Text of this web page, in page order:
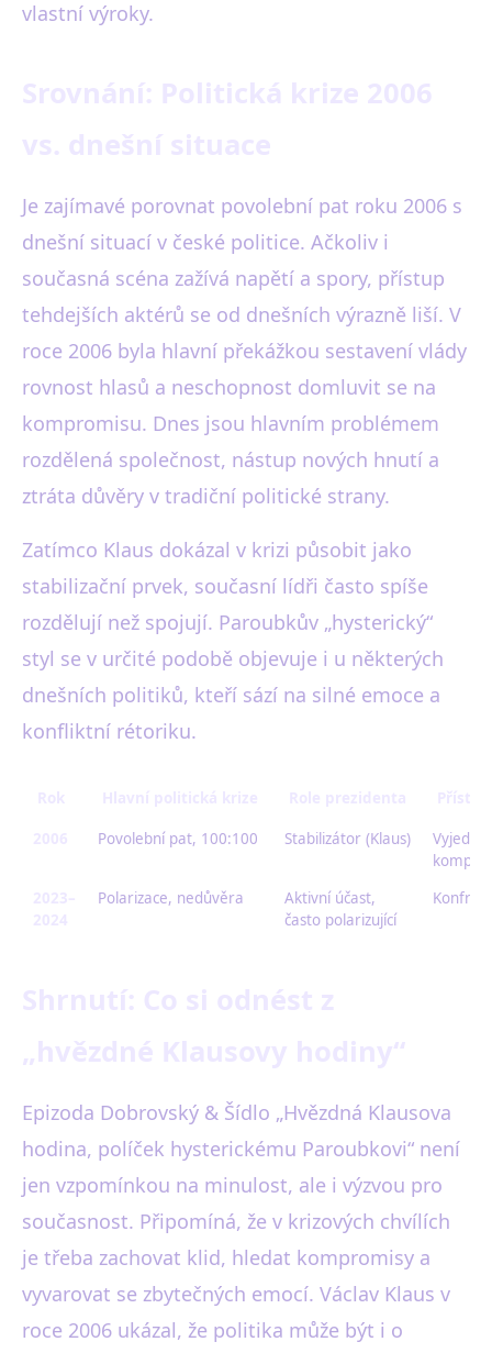
vlastní výroky.
Je zajímavé porovnat povolební pat roku 2006 s
dnešní situací v české politice. Ačkoliv i
současná scéna zažívá napětí a spory, přístup
tehdejších aktérů se od dnešních výrazně liší. V
roce 2006 byla hlavní překážkou sestavení vlády
rovnost hlasů a neschopnost domluvit se na
kompromisu. Dnes jsou hlavním problémem
rozdělená společnost, nástup nových hnutí a
ztráta důvěry v tradiční politické strany.
Zatímco Klaus dokázal v krizi působit jako
stabilizační prvek, současní lídři často spíše
rozdělují než spojují. Paroubkův „hysterický“
styl se v určité podobě objevuje i u některých
dnešních politiků, kteří sází na silné emoce a
konfliktní rétoriku.
Povolební pat, 100:100 Stabilizátor (Klaus)
Polarizace, nedůvěra
Aktivní účast,
často polarizující
Epizoda Dobrovský & Šídlo „Hvězdná Klausova
hodina, políček hysterickému Paroubkovi“ není
jen vzpomínkou na minulost, ale i výzvou pro
současnost. Připomíná, že v krizových chvílích
je třeba zachovat klid, hledat kompromisy a
vyvarovat se zbytečných emocí. Václav Klaus v
roce 2006 ukázal, že politika může být i o